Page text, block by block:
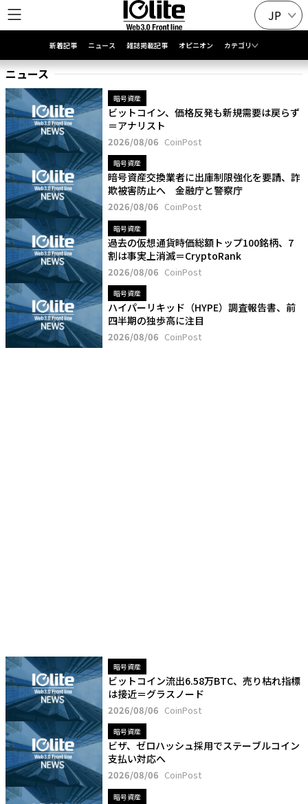
JP
新着記事 ニュース 雑誌掲載記事 オピニオン カテゴリ
ニュース
暗号資産
ビットコイン、価格反発も新規需要は戻らず
＝アナリスト
2026/08/06 CoinPost
暗号資産
暗号資産交換業者に出庫制限強化を要請、詐
欺被害防止へ 金融庁と警察庁
2026/08/06 CoinPost
暗号資産
過去の仮想通貨時価総額トップ100銘柄、7
割は事実上消滅＝CryptoRank
2026/08/06 CoinPost
暗号資産
ハイパーリキッド（HYPE）調査報告書、前
四半期の独歩高に注目
2026/08/06 CoinPost
暗号資産
ビットコイン流出6.58万BTC、売り枯れ指標
は接近＝グラスノード
2026/08/06 CoinPost
暗号資産
ビザ、ゼロハッシュ採用でステーブルコイン
支払い対応へ
2026/08/06 CoinPost
暗号資産